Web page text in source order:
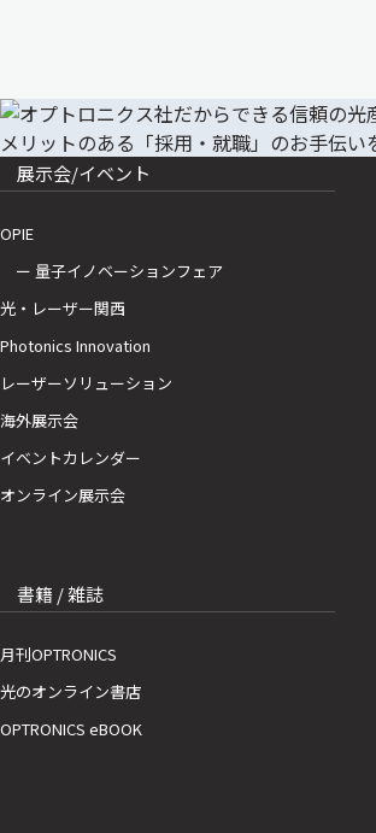
展示会/イベント
OPIE
ー 量子イノベーションフェア
光・レーザー関西
Photonics Innovation
レーザーソリューション
海外展示会
イベントカレンダー
オンライン展示会
書籍 / 雑誌
月刊OPTRONICS
光のオンライン書店
OPTRONICS eBOOK